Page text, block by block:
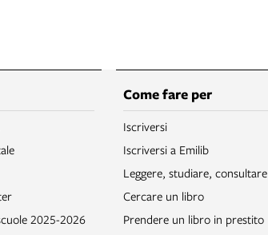
2025-2026
Come fare per
Iscriversi
Iscriversi a Emilib
Leggere, studiare, consultare
Cercare un libro
Prendere un libro in prestito